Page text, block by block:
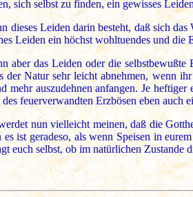
sich selbst zu finden, ein gewisses
dieses Leiden darin besteht, daß sich
Leiden ein höchst wohltuendes und die
aber das Leiden oder die
der Natur sehr leicht abnehmen, wenn
mehr auszudehnen anfangen. Je
des feuerverwandten Erzbösen eben auch
nun vielleicht meinen, daß die
es ist geradeso, als wenn Speisen in
euch selbst, ob im natürlichen Zustande